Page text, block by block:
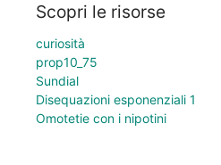
Scopri le risorse
curiosità
prop10_75
Sundial
Disequazioni esponenziali 1
Omotetie con i nipotini